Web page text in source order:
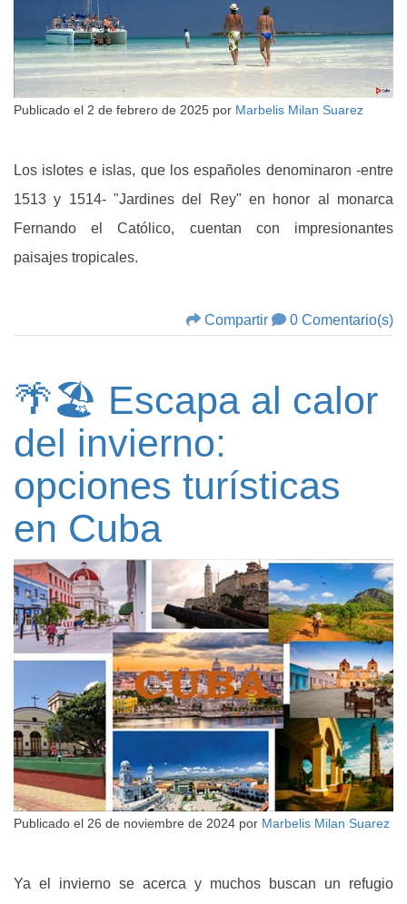
Publicado el 2 de febrero de 2025 por Marbelis Milan Suarez
Los islotes e islas, que los españoles denominaron -entre
1513 y 1514- "Jardines del Rey" en honor al monarca
Fernando el Católico, cuentan con impresionantes
paisajes tropicales.
Compartir 0 Comentario(s)
🌴🏖️ Escapa al calor
del invierno:
opciones turísticas
en Cuba
Publicado el 26 de noviembre de 2024 por Marbelis Milan Suarez
Ya el invierno se acerca y muchos buscan un refugio